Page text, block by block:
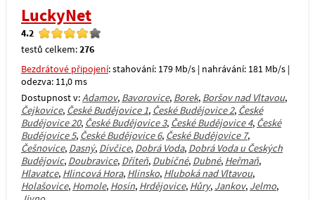
LuckyNet
4.2
testů celkem:276
Bezdrátové připojení: stahování: 179 Mb/s | nahrávání: 181 Mb/s |
odezva: 11,0 ms
Dostupnost v:Adamov, Bavorovice, Borek, Boršov nad Vltavou,
Čejkovice, České Budějovice 1, České Budějovice 2, České
Budějovice 20, České Budějovice 3, České Budějovice 4, České
Budějovice 5, České Budějovice 6, České Budějovice 7,
Češnovice, Dasný, Dívčice, Dobrá Voda, Dobrá Voda u Českých
Budějovic, Doubravice, Dříteň, Dubičné, Dubné, Heřmaň,
Hlavatce, Hlincová Hora, Hlinsko, Hluboká nad Vltavou,
Holašovice, Homole, Hosín, Hrdějovice, Hůry, Jankov, Jelmo,